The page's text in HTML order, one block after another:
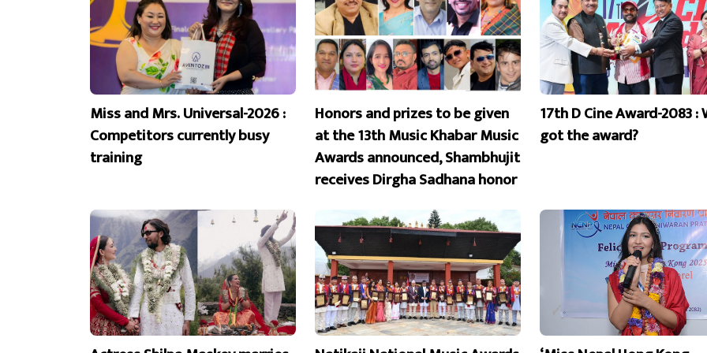
Miss and Mrs. Universal-2026 :
Competitors currently busy
training
Honors and prizes to be given
at the 13th Music Khabar Music
Awards announced, Shambhujit
receives Dirgha Sadhana honor
17th D Cine Award-2083 :
got the award?